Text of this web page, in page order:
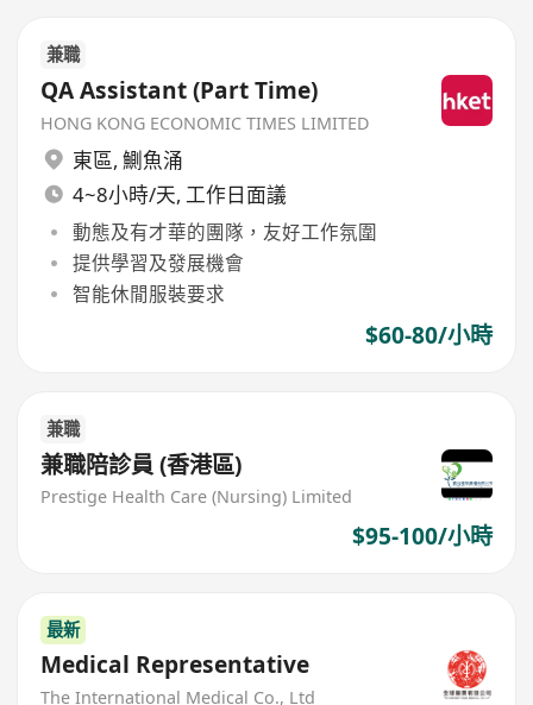
兼職
QA Assistant (Part Time)
HONG KONG ECONOMIC TIMES LIMITED
東區, 鰂魚涌
4~8小時/天, 工作日面議
動態及有才華的團隊，友好工作氛圍
提供學習及發展機會
智能休閒服裝要求
$60-80/小時
兼職
兼職陪診員 (香港區)
Prestige Health Care (Nursing) Limited
$95-100/小時
最新
Medical Representative
The International Medical Co., Ltd